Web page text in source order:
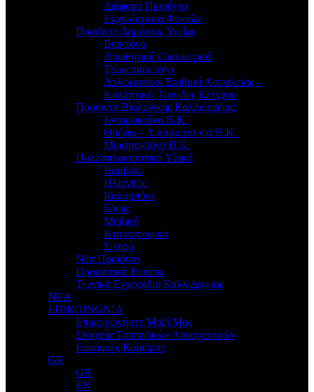
Διάφορα Προϊόντα
Εκχυλίσματα Φυκιών
Προϊόντα Δημόσιας Υγείας
Βιοκτόνα
Απωθητικά-Οικολογικά
Τρωκτικοκτόνα
Δολωματικοί Σταθμοί Ασφαλείας –
Κολλητικές Παγίδες Ελέγχου
Προϊόντα Βιολογικής Καλλιέργειας
Εντομοκτόνα Β.Κ.
Θρέψη – Λιπάσματα για Β.Κ.
Μυκητοκτόνα Β.Κ.
Πολλαπλασιαστικό Υλικό
Βαμβάκι
Ηλίανθος
Καλαμπόκι
Σόγια
Μηδική
Κτηνοτροφικά
Σιτηρά
Νέα Προϊόντα
Προϊοντικά Έντυπα
Τεχνικά Εγχειρίδια Καλλιέργειας
ΝΕΑ
ΕΠΙΚΟΙΝΩΝΙΑ
Επικοινωνήστε Μαζί Μας
Στοιχεία Τραπεζικών Λογαριασμών
Ευκαιρίες Καριέρας
GR
GR
EN